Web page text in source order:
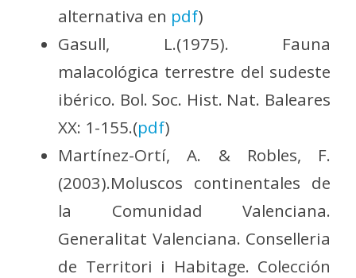
alternativa en pdf)
Gasull, L.(1975). Fauna
malacológica terrestre del sudeste
ibérico. Bol. Soc. Hist. Nat. Baleares
XX: 1-155.(pdf)
Martínez-Ortí, A. & Robles, F.
(2003).Moluscos continentales de
la Comunidad Valenciana.
Generalitat Valenciana. Conselleria
de Territori i Habitage. Colección